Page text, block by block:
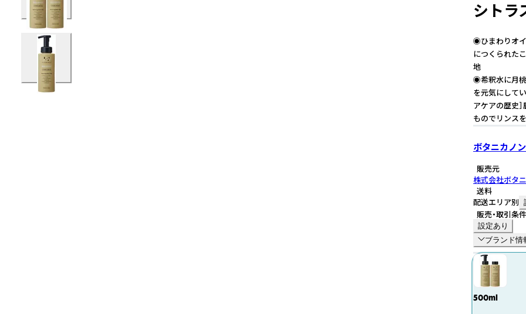
シトラ
◉ひまわりオ
につくられた
◉希釈水に月桃
を元気にして
アケアの歴史
ものでリンス
ボタニカノン
販売元
株式会社ボタ
送料
配送エリア別
販売・取引条件
設定あり
ブランド情
500ml